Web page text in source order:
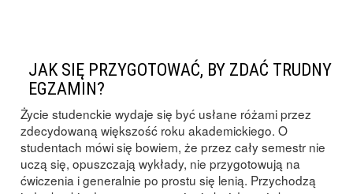
JAK SIĘ PRZYGOTOWAĆ, BY ZDAĆ TRUDNY
EGZAMIN?
Życie studenckie wydaje się być usłane różami przez
zdecydowaną większość roku akademickiego. O
studentach mówi się bowiem, że przez cały semestr nie
uczą się, opuszczają wykłady, nie przygotowują na
ćwiczenia i generalnie po prostu się lenią. Przychodzą